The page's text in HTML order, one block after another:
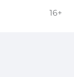
16+